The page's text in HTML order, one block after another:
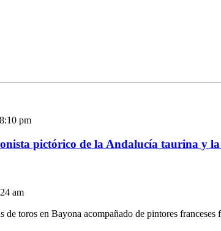
pm
pictórico de la Andalucía taurina y
am
de toros en Bayona acompañado de pintores